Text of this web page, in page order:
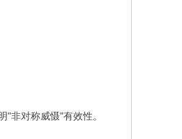
非对称威慑"有效性。